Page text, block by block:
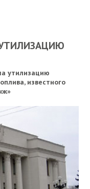
утилизацию
известного